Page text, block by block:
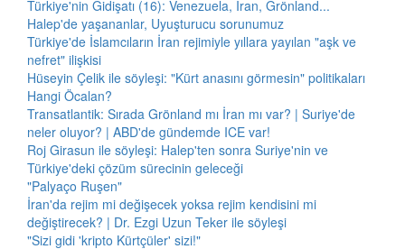
Türkiye'nin Gidişatı (16): Venezuela, İran, Grönland...
Halep'de yaşananlar, Uyuşturucu sorunumuz
Türkiye'de İslamcıların İran rejimiyle yıllara yayılan "aşk ve
nefret" ilişkisi
Hüseyin Çelik ile söyleşi: "Kürt anasını görmesin" politikaları
Hangi Öcalan?
Transatlantik: Sırada Grönland mı İran mı var? | Suriye'de
neler oluyor? | ABD'de gündemde ICE var!
Roj Girasun ile söyleşi: Halep'ten sonra Suriye'nin ve
Türkiye'deki çözüm sürecinin geleceği
"Palyaço Ruşen"
İran'da rejim mi değişecek yoksa rejim kendisini mi
değiştirecek? | Dr. Ezgi Uzun Teker ile söyleşi
"Sizi gidi 'kripto Kürtçüler' sizi!"